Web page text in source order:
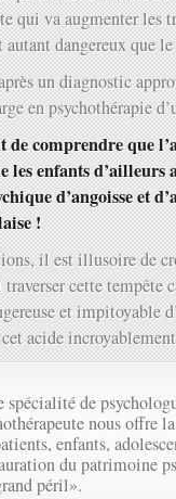
qui va augmenter les
autant dangereux que
un diagnostic
en psychothérapie
comprendre que
les enfants d’ailleurs
d’angoisse et
!
il est illusoire de
cette tempête
et impitoyable
acide
spécialité de
nous offre
enfants,
du patrimoine
péril».